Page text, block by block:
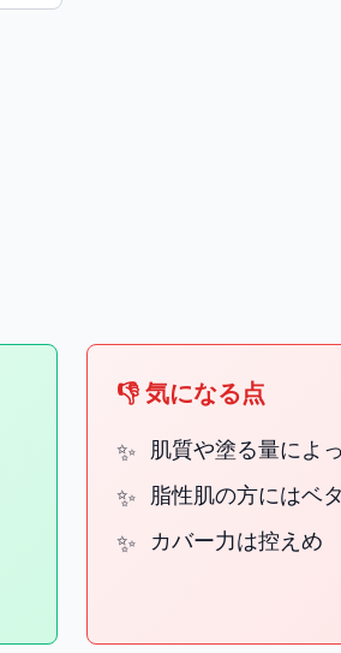
👎 気になる点
肌質や塗る量によ
脂性肌の方にはベ
カバー力は控えめ